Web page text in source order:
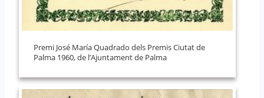
Premi José María Quadrado dels Premis Ciutat de
Palma 1960, de l’Ajuntament de Palma